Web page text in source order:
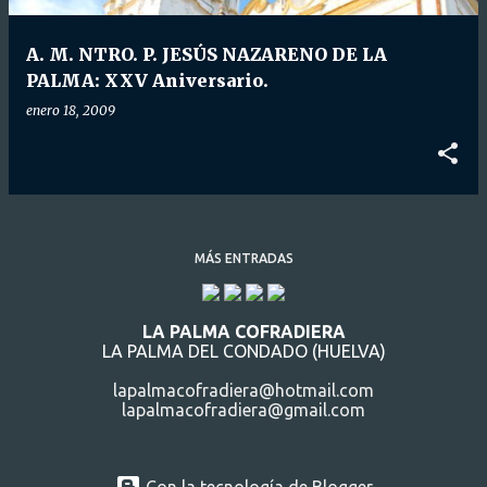
A. M. NTRO. P. JESÚS NAZARENO DE LA
PALMA: XXV Aniversario.
enero 18, 2009
MÁS ENTRADAS
LA PALMA COFRADIERA
LA PALMA DEL CONDADO (HUELVA)
lapalmacofradiera@hotmail.com
lapalmacofradiera@gmail.com